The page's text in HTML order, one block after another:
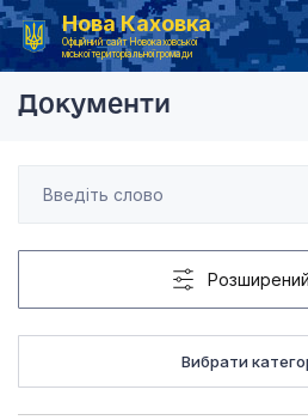
Нова Каховка
Офіційний сайт Новокаховської
міської територіальної громади
Головна
Документи
Вибрати